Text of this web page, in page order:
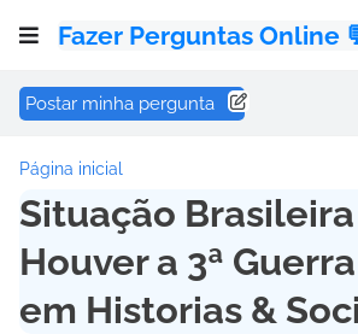
Fazer Perguntas Online
Postar minha pergunta
Página inicial
Situação
Houver a 3ª
em Historias &